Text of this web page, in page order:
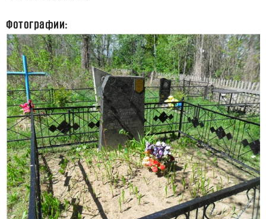
Фотографии: